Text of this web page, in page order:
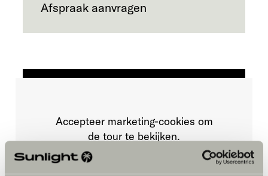
Afspraak aanvragen
Accepteer marketing-cookies om
de tour te bekijken.